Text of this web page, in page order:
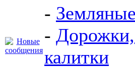
-
-
калитки